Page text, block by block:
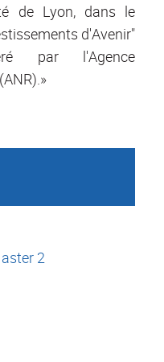
de Lyon, dans le
d'Avenir"
par l'Agence
2